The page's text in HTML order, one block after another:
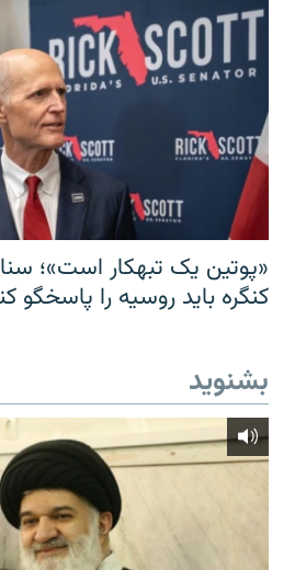
«پوتین یک تبهکار است»؛
کنگره باید روسیه را پاسخگو
بشنوید